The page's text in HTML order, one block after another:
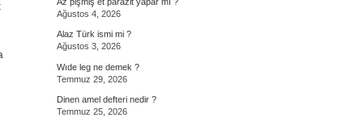
Ağustos 4, 2026
Alaz Türk ismi mi ?
Ağustos 3, 2026
Wıde leg ne demek ?
Temmuz 29, 2026
Dinen amel defteri nedir ?
Temmuz 25, 2026